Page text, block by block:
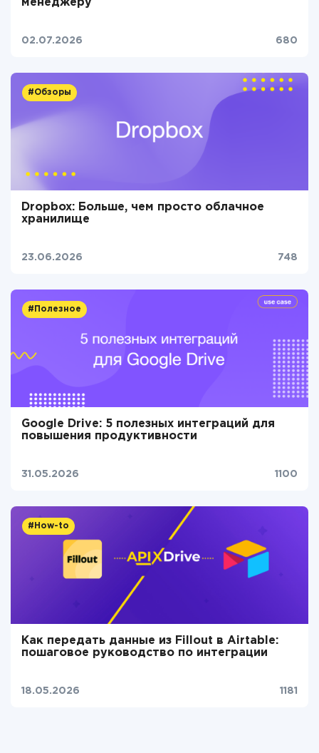
менеджеру
02.07.2026 680
#Обзоры
Dropbox: Больше, чем просто облачное
хранилище
23.06.2026 748
#Полезное
Google Drive: 5 полезных интеграций для
повышения продуктивности
31.05.2026 1100
#How-to
Как передать данные из Fillout в Airtable:
пошаговое руководство по интеграции
18.05.2026 1181